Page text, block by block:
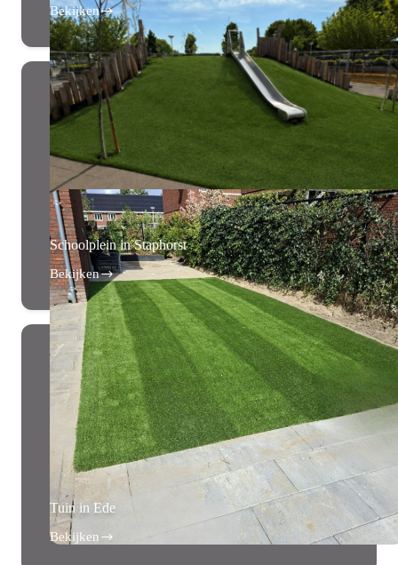
Bekijken
Tuin
in
Eerbeek
Schoolplein in Staphorst
Bekijken
Schoolplein
in
Staphorst
Tuin in Ede
Bekijken
Tuin